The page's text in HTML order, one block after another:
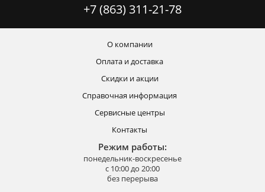
+7 (863) 311-21-78
О компании
Оплата и доставка
Скидки и акции
Справочная информация
Сервисные центры
Контакты
Режим работы:
понедельник-воскресенье
с 10:00 до 20:00
без перерыва